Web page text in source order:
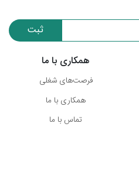
ثبت
همکاری با ما
فرصت‌های شغلی
همکاری با ما
تماس با ما